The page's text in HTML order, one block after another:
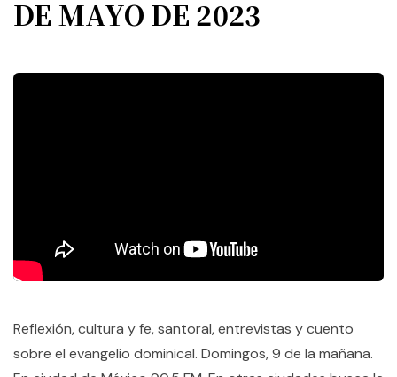
DE MAYO DE 2023
Reflexión, cultura y fe, santoral, entrevistas y cuento
sobre el evangelio dominical. Domingos, 9 de la mañana.